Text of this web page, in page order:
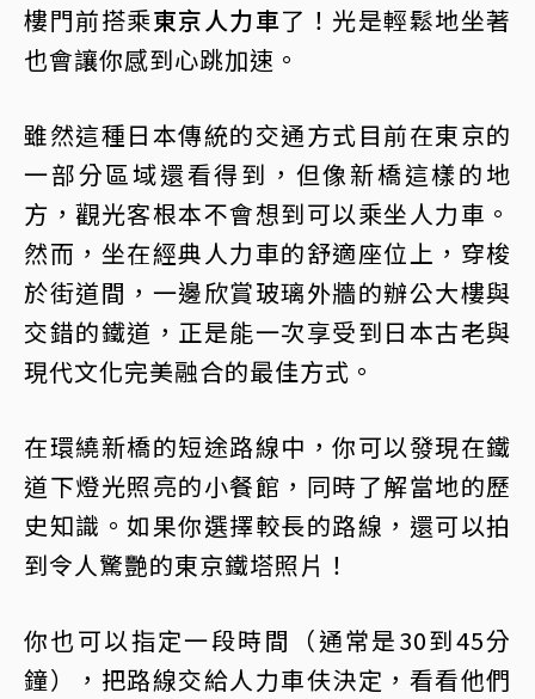
樓門前搭乘東京人力車了！光是輕鬆地坐著
也會讓你感到心跳加速。
雖然這種日本傳統的交通方式目前在東京的
一部分區域還看得到，但像新橋這樣的地
方，觀光客根本不會想到可以乘坐人力車。
然而，坐在經典人力車的舒適座位上，穿梭
於街道間，一邊欣賞玻璃外牆的辦公大樓與
交錯的鐵道，正是能一次享受到日本古老與
現代文化完美融合的最佳方式。
在環繞新橋的短途路線中，你可以發現在鐵
道下燈光照亮的小餐館，同時了解當地的歷
史知識。如果你選擇較長的路線，還可以拍
到令人驚艷的東京鐵塔照片！
你也可以指定一段時間（通常是30到45分
鐘），把路線交給人力車伕決定，看看他們